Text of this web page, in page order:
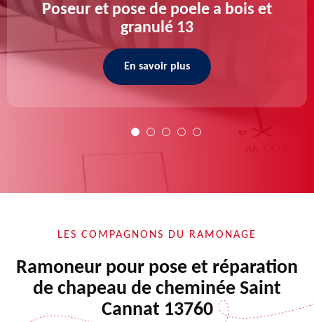
Poseur et pose de poele a bois et
granulé 13
En savoir plus
LES COMPAGNONS DU RAMONAGE
Ramoneur pour pose et réparation
de chapeau de cheminée Saint
Cannat 13760